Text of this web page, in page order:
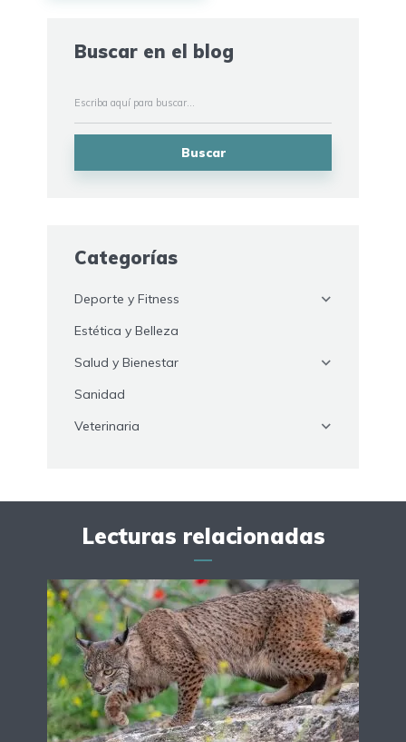
Buscar en el blog
Buscar
Categorías
Deporte y Fitness
Estética y Belleza
Salud y Bienestar
Sanidad
Veterinaria
Lecturas relacionadas